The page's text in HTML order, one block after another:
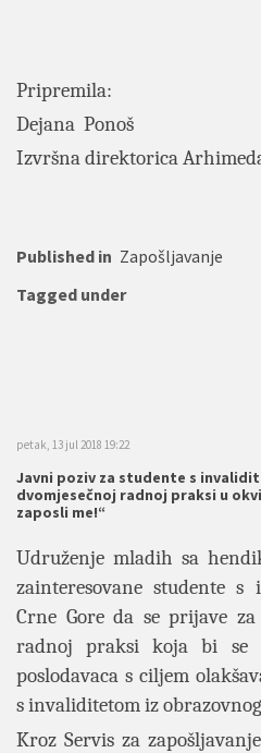
Pripremila:
Dejana Ponoš
Izvršna direktorica
Published in Zapošljavanje
Tagged under
petak, 13 jul 2018 19:22
Javni poziv za studente s
dvomjesečnoj radnoj praksi u
zaposli me!“
Udruženje mladih sa
zainteresovane studente
Crne Gore da se prijave za
radnoj praksi koja bi se
poslodavaca s ciljem
s invaliditetom iz
Kroz Servis za